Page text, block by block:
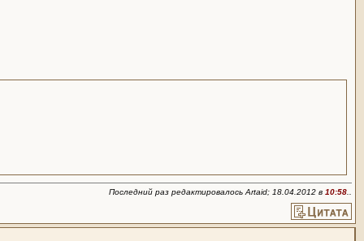
Последний раз редактировалось Artaid; 18.04.2012 в 10:58..